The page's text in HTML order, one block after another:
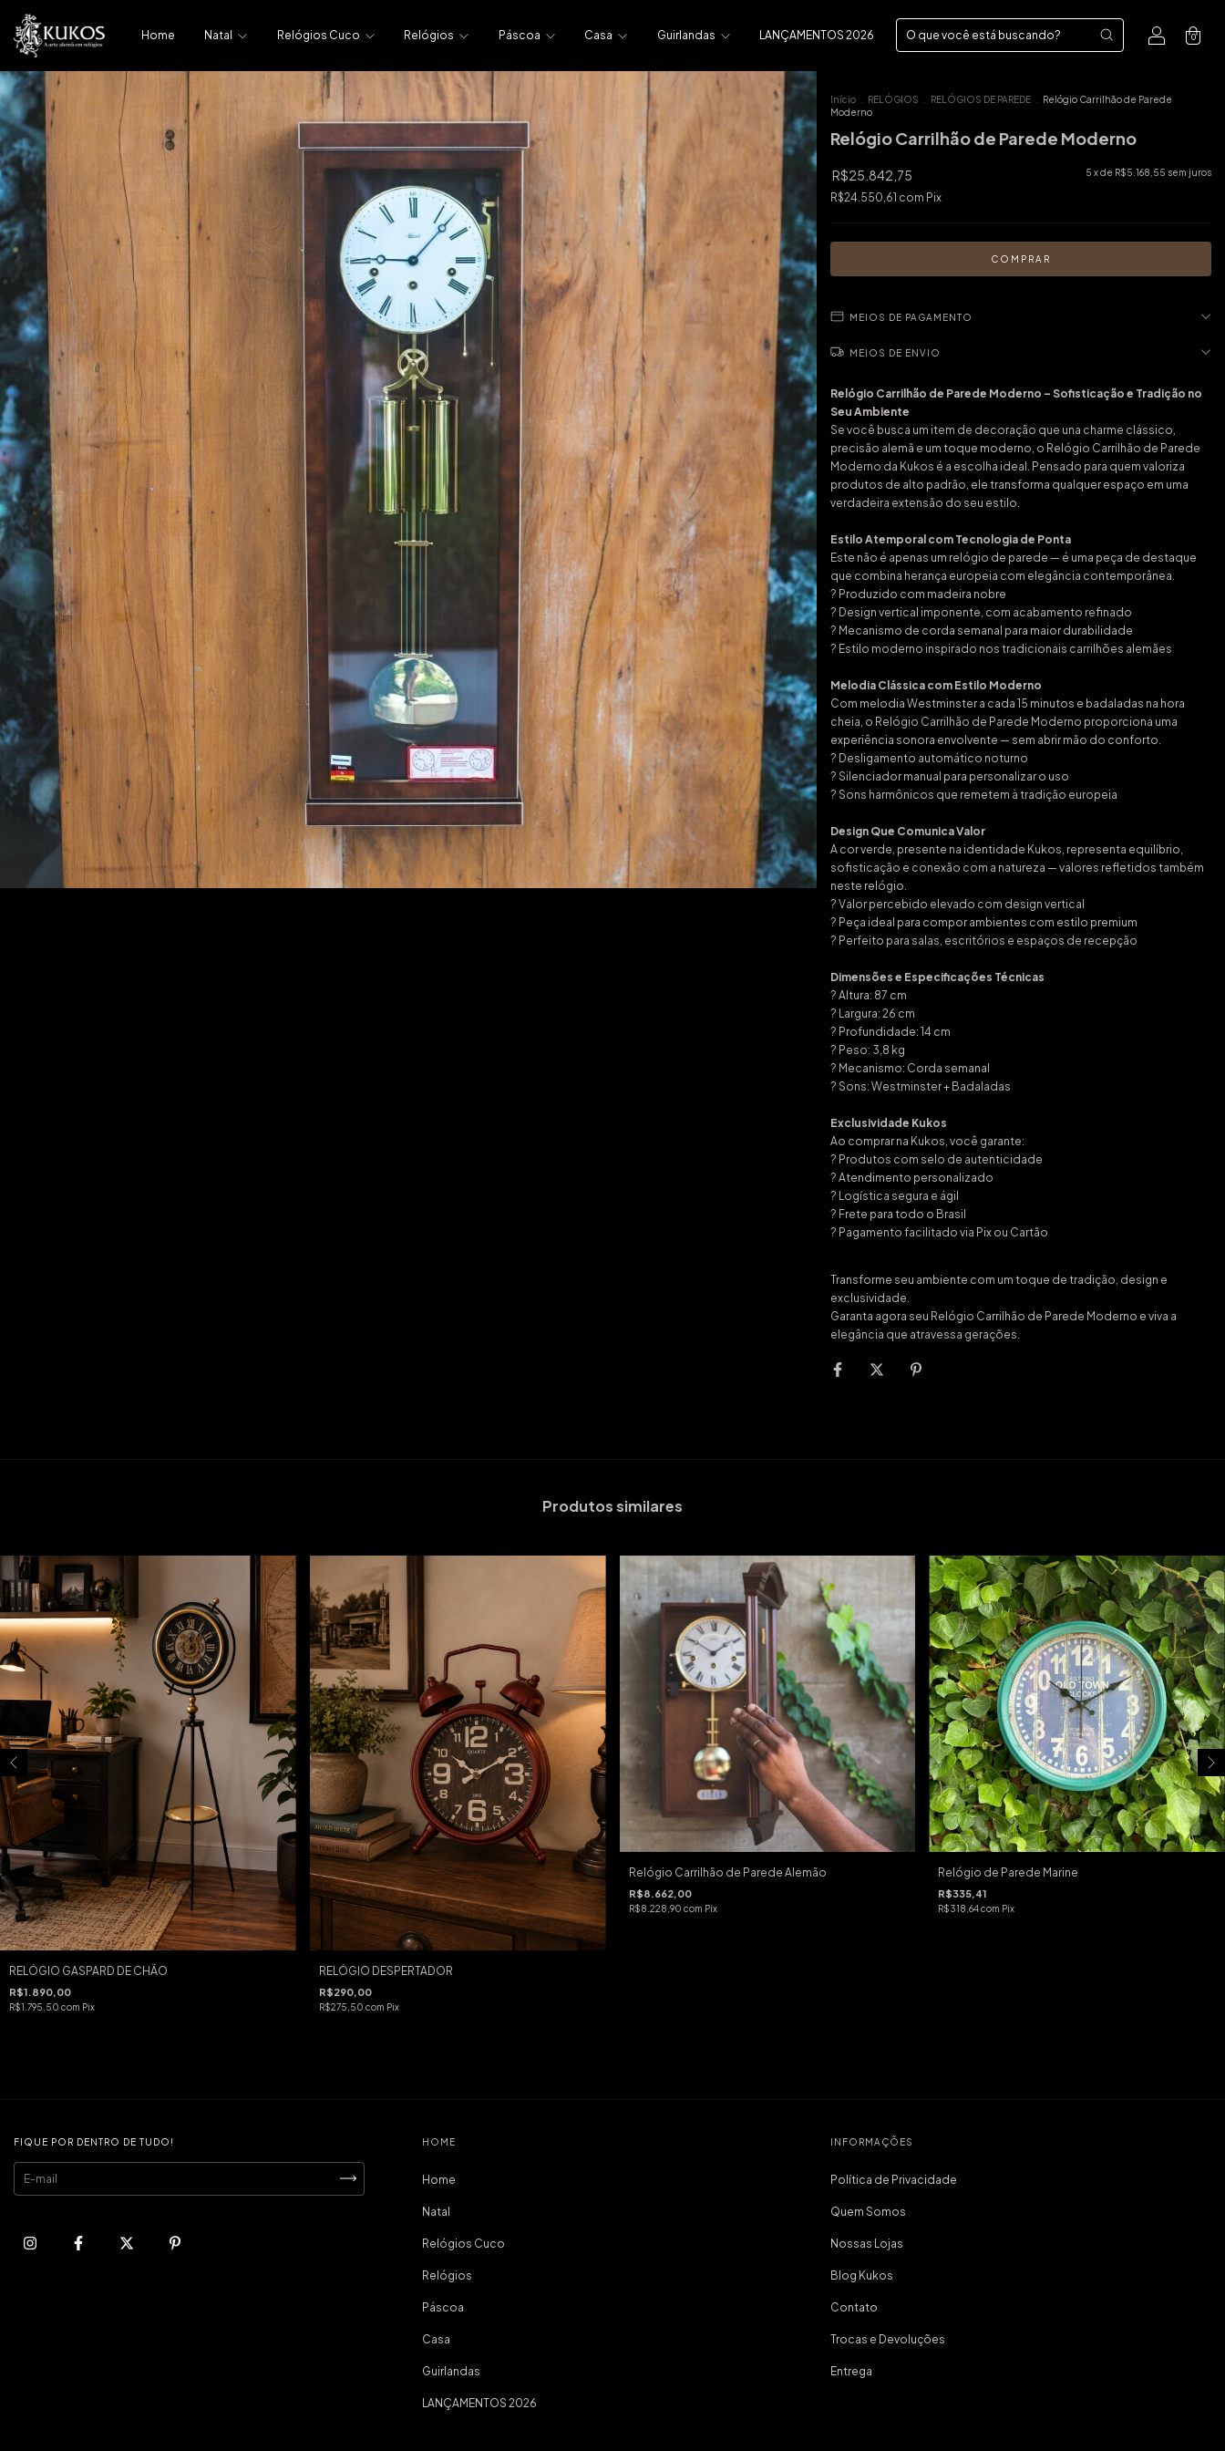
Home Natal Relógios Cuco Relógios Páscoa Casa Guirlandas LANÇAMENTOS 2026 0
Início RELÓGIOS RELÓGIOS DE PAREDE
Relógio Carrilhão de Parede
Moderno
Relógio Carrilhão de Parede Moderno
R$25.842,75 5 x de R$5.168,55 sem juros
R$24.550,61 com Pix
MEIOS DE PAGAMENTO
MEIOS DE ENVIO
Relógio Carrilhão de Parede Moderno – Sofisticação e Tradição no
Seu Ambiente
Se você busca um item de decoração que una charme clássico,
precisão alemã e um toque moderno, o Relógio Carrilhão de Parede
Moderno da Kukos é a escolha ideal. Pensado para quem valoriza
produtos de alto padrão, ele transforma qualquer espaço em uma
verdadeira extensão do seu estilo.
Estilo Atemporal com Tecnologia de Ponta
Este não é apenas um relógio de parede — é uma peça de destaque
que combina herança europeia com elegância contemporânea.
? Produzido com madeira nobre
? Design vertical imponente, com acabamento refinado
? Mecanismo de corda semanal para maior durabilidade
? Estilo moderno inspirado nos tradicionais carrilhões alemães
Melodia Clássica com Estilo Moderno
Com melodia Westminster a cada 15 minutos e badaladas na hora
cheia, o Relógio Carrilhão de Parede Moderno proporciona uma
experiência sonora envolvente — sem abrir mão do conforto.
? Desligamento automático noturno
? Silenciador manual para personalizar o uso
? Sons harmônicos que remetem à tradição europeia
Design Que Comunica Valor
A cor verde, presente na identidade Kukos, representa equilíbrio,
sofisticação e conexão com a natureza — valores refletidos também
neste relógio.
? Valor percebido elevado com design vertical
? Peça ideal para compor ambientes com estilo premium
? Perfeito para salas, escritórios e espaços de recepção
Dimensões e Especificações Técnicas
? Altura: 87 cm
? Largura: 26 cm
? Profundidade: 14 cm
? Peso: 3,8 kg
? Mecanismo: Corda semanal
? Sons: Westminster + Badaladas
Exclusividade Kukos
Ao comprar na Kukos, você garante:
? Produtos com selo de autenticidade
? Atendimento personalizado
? Logística segura e ágil
? Frete para todo o Brasil
? Pagamento facilitado via Pix ou Cartão
Transforme seu ambiente com um toque de tradição, design e
exclusividade.
Garanta agora seu Relógio Carrilhão de Parede Moderno e viva a
elegância que atravessa gerações.
Produtos similares
RELÓGIO GASPARD DE CHÃO
R$1.890,00
R$1.795,50 com Pix
RELÓGIO DESPERTADOR
R$290,00
R$275,50 com Pix
Relógio Carrilhão de Parede Alemão
R$8.662,00
R$8.228,90 com Pix
Relógio de Parede Marine
R$335,41
R$318,64com Pix
FIQUE POR DENTRO DE TUDO! HOME
Home
Natal
Relógios Cuco
Relógios
Páscoa
Casa
Guirlandas
LANÇAMENTOS 2026
INFORMAÇÕES
Política de Privacidade
Quem Somos
Nossas Lojas
Blog Kukos
Contato
Trocas e Devoluções
Entrega